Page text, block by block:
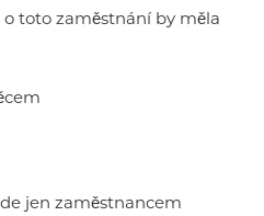
toto zaměstnání by měla
jen zaměstnancem